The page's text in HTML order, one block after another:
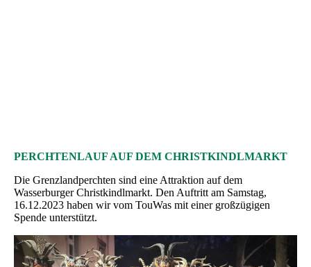
PERCHTENLAUF AUF DEM CHRISTKINDLMARKT
Die Grenzlandperchten sind eine Attraktion auf dem
Wasserburger Christkindlmarkt. Den Auftritt am Samstag,
16.12.2023 haben wir vom TouWas mit einer großzügigen
Spende unterstützt.